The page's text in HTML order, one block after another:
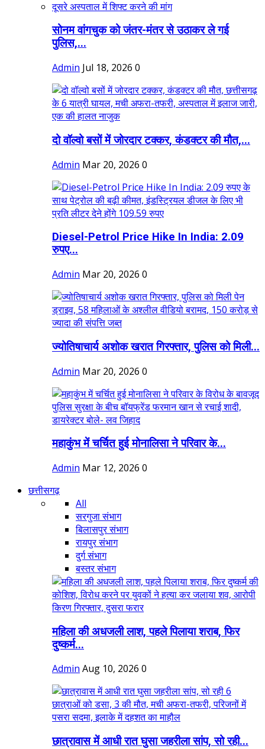
सोनम वांगचुक को जंतर-मंतर से उठाकर ले गई
पुलिस,...
Admin Jul 18, 2026 0
दो वॉल्वो बसों में जोरदार टक्कर, कंडक्टर की मौत,...
Admin Mar 20, 2026 0
Diesel-Petrol Price Hike In India: 2.09
रुपए...
Admin Mar 20, 2026 0
ज्योतिषाचार्य अशोक खरात गिरफ्तार, पुलिस को मिली...
Admin Mar 20, 2026 0
महाकुंभ में चर्चित हुई मोनालिसा ने परिवार के...
Admin Mar 12, 2026 0
छत्तीसगढ़
All
सरगुजा संभाग
बिलासपुर संभाग
रायपुर संभाग
दुर्ग संभाग
बस्तर संभाग
महिला की अधजली लाश, पहले पिलाया शराब, फिर
दुष्कर्म...
Admin Aug 10, 2026 0
छात्रावास में आधी रात घुसा जहरीला सांप, सो रही...